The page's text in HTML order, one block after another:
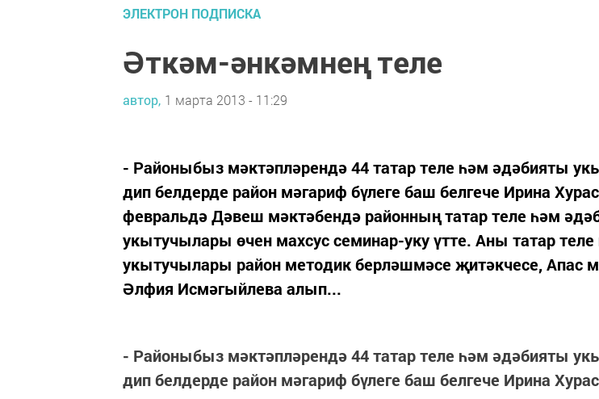
ЭЛЕКТРОН ПОДПИСКА
Әткәм-әнкәмнең теле
автор, 1 марта 2013 - 11:29
- Районыбыз мәктәпләрендә 44 татар теле һәм әдәбияты
дип белдерде район мәгариф бүлеге баш белгече Ирина
февральдә Дәвеш мәктәбендә районның татар теле һәм
укытучылары өчен махсус семинар-уку үтте. Аны татар
укытучылары район методик берләшмәсе җитәкчесе, Апас
Әлфия Исмәгыйлева алып...
- Районыбыз мәктәпләрендә 44 татар теле һәм әдәбияты
дип белдерде район мәгариф бүлеге баш белгече Ирина